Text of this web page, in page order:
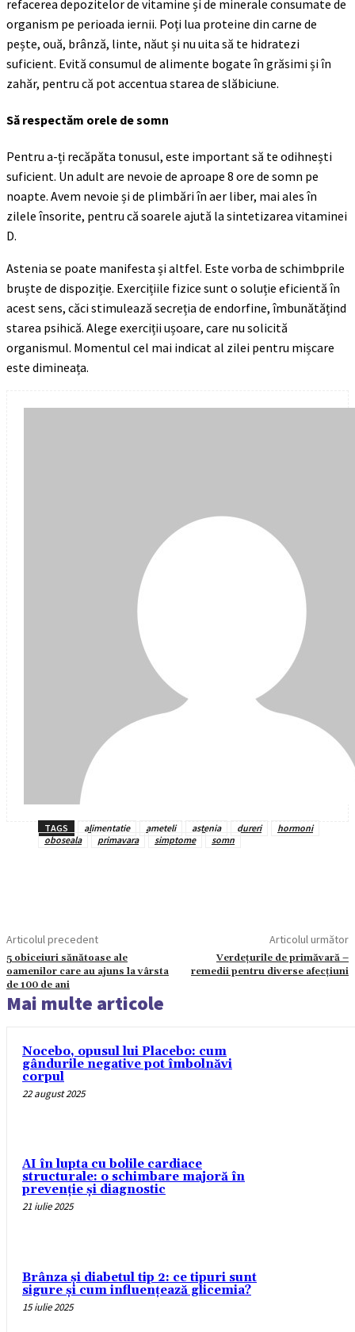
refacerea depozitelor de vitamine și de minerale consumate de
organism pe perioada iernii. Poți lua proteine din carne de
pește, ouă, brânză, linte, năut și nu uita să te hidratezi
suficient. Evită consumul de alimente bogate în grăsimi și în
zahăr, pentru că pot accentua starea de slăbiciune.
Să respectăm orele de somn
Pentru a-ți recăpăta tonusul, este important să te odihnești
suficient. Un adult are nevoie de aproape 8 ore de somn pe
noapte. Avem nevoie și de plimbări în aer liber, mai ales în
zilele însorite, pentru că soarele ajută la sintetizarea vitaminei
D.
Astenia se poate manifesta și altfel. Este vorba de schimbprile
bruște de dispoziție. Exercițiile fizice sunt o soluție eficientă în
acest sens, căci stimulează secreția de endorfine, îmbunătățind
starea psihică. Alege exerciții ușoare, care nu solicită
organismul. Momentul cel mai indicat al zilei pentru mișcare
este dimineața.
TAGS alimentatie ameteli astenia dureri
hormoni
oboseala
primavara simptome somn
Articolul precedent
5 obiceiuri sănătoase ale
oamenilor care au ajuns la vârsta
de 100 de ani
Articolul următor
Verdețurile de primăvară –
remedii pentru diverse afecțiuni
Mai multe articole
Nocebo, opusul lui Placebo: cum
gândurile negative pot îmbolnăvi
corpul
22 august 2025
AI în lupta cu bolile cardiace
structurale: o schimbare majoră în
prevenție și diagnostic
21 iulie 2025
Brânza și diabetul tip 2: ce tipuri sunt
sigure și cum influențează glicemia?
15 iulie 2025